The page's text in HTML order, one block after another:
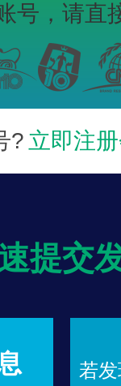
号， 请直
? 立即注
提交
若